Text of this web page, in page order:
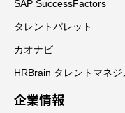
SAP SuccessFactors
タレントパレット
カオナビ
HRBrain タレントマネジ
企業情報